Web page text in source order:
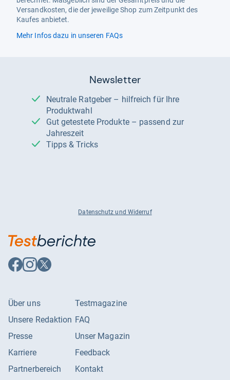
Versandkosten, die der jeweilige Shop zum Zeitpunkt des
Kaufes anbietet.
Mehr Infos dazu in unseren FAQs
Newsletter
Neutrale Ratgeber – hilfreich für Ihre
Produktwahl
Gut getestete Produkte – passend zur
Jahreszeit
Tipps & Tricks
Datenschutz und Widerruf
Auf
Facebook
Auf
Instagram
Auf
X
Über uns
Unsere Redaktion
Presse
Karriere
Partnerbereich
Testmagazine
FAQ
Unser Magazin
Feedback
Kontakt